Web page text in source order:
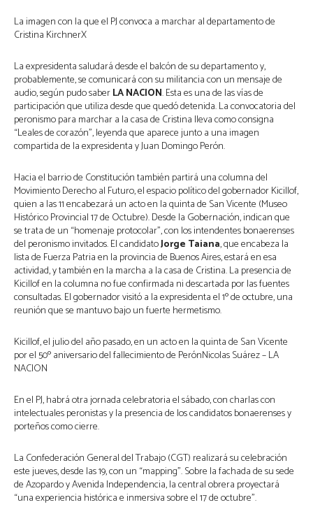
La imagen con la que el PJ convoca a marchar al departamento de
Cristina KirchnerX
La expresidenta saludará desde el balcón de su departamento y,
probablemente, se comunicará con su militancia con un mensaje de
audio, según pudo saberLA NACION. Esta es una de las vías de
participación que utiliza desde que quedó detenida. La convocatoria del
peronismo para marchar a la casa de Cristina lleva como consigna
“Leales de corazón”, leyenda que aparece junto a una imagen
compartida de la expresidenta y Juan Domingo Perón.
Hacia el barrio de Constitución también partirá una columna del
Movimiento Derecho al Futuro, el espacio político del gobernador Kicillof,
quien a las 11 encabezará un acto en la quinta de San Vicente (Museo
Histórico Provincial 17 de Octubre). Desde la Gobernación, indican que
se trata de un “homenaje protocolar”, con los intendentes bonaerenses
del peronismo invitados. El candidatoJorge Taiana, que encabeza la
lista de Fuerza Patria en la provincia de Buenos Aires, estará en esa
actividad, y también en la marcha a la casa de Cristina. La presencia de
Kicillof en la columna no fue confirmada ni descartada por las fuentes
consultadas. El gobernador visitó a la expresidenta el 1º de octubre, una
reunión que se mantuvo bajo un fuerte hermetismo.
Kicillof, el julio del año pasado, en un acto en la quinta de San Vicente
por el 50º aniversario del fallecimiento de PerónNicolas Suárez – LA
NACION
En el PJ, habrá otra jornada celebratoria el sábado, con charlas con
intelectuales peronistas y la presencia de los candidatos bonaerenses y
porteños como cierre.
La Confederación General del Trabajo (CGT) realizará su celebración
este jueves, desde las 19, con un “mapping”. Sobre la fachada de su sede
de Azopardo y Avenida Independencia, la central obrera proyectará
“una experiencia histórica e inmersiva sobre el 17 de octubre”.